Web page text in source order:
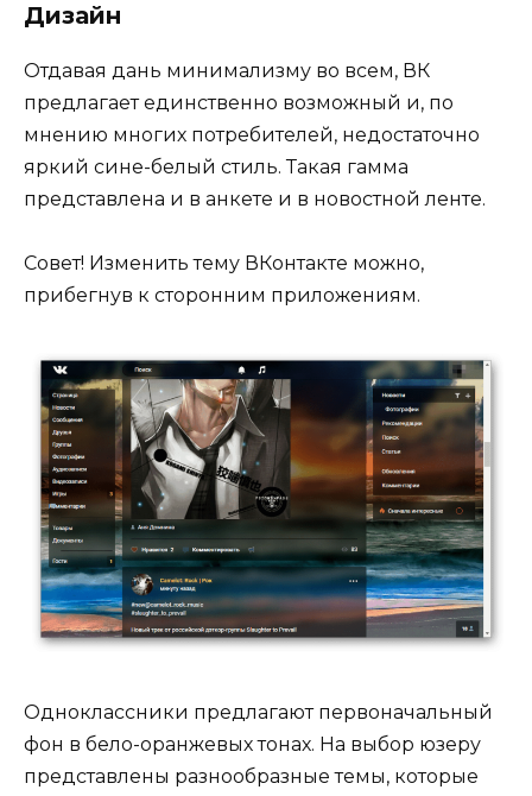
Дизайн
Отдавая дань минимализму во всем, ВК
предлагает единственно возможный и, по
мнению многих потребителей, недостаточно
яркий сине-белый стиль. Такая гамма
представлена и в анкете и в новостной ленте.
Совет! Изменить тему ВКонтакте можно,
прибегнув к сторонним приложениям.
Одноклассники предлагают первоначальный
фон в бело-оранжевых тонах. На выбор юзеру
представлены разнообразные темы, которые